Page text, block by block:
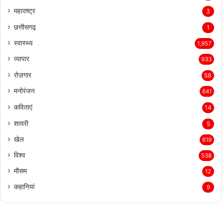
महाराष्ट्र 3
छत्तीसगढ़ 1
स्वास्थ्य 1,957
व्यापार 933
रोज़गार 58
मनोरंजन 641
कविताएं 14
शायरी 5
खेल 619
विश्व 538
मौसम 12
कहानियां 9